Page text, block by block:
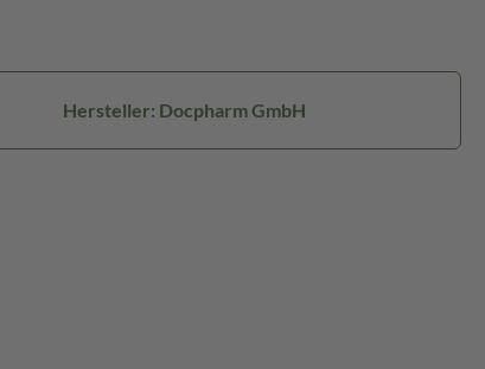
Hersteller: Docpharm GmbH